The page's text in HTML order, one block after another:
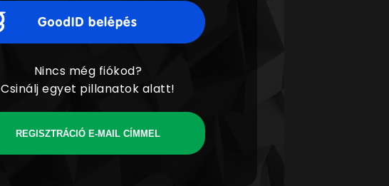
Nincs még fiókod?
Csinálj egyet pillanatok alatt!
REGISZTRÁCIÓ E-MAIL CÍMMEL